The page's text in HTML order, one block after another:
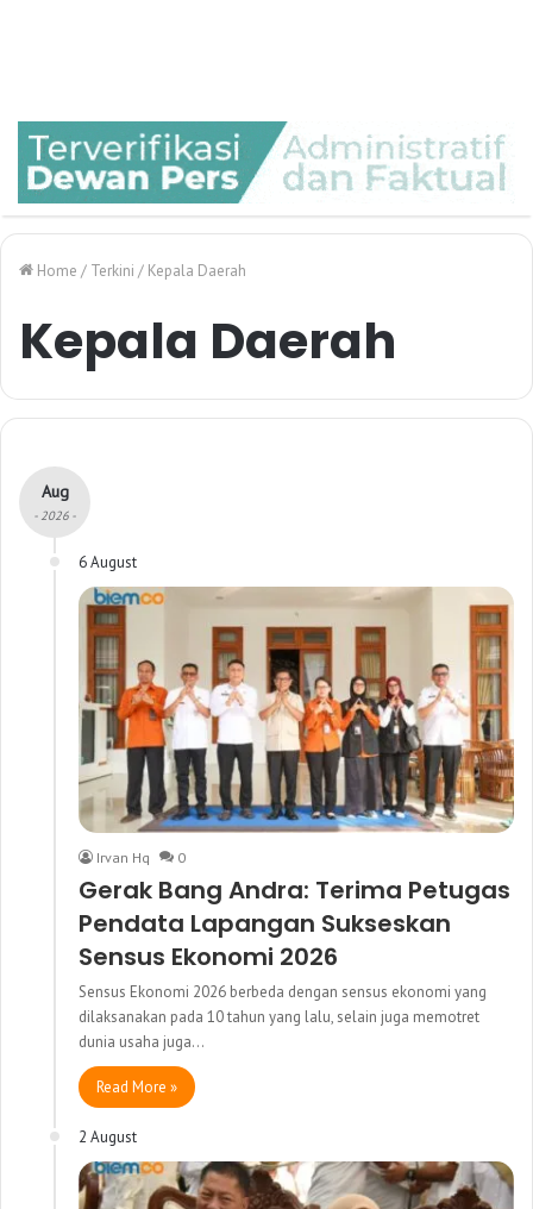
Home / Terkini / Kepala Daerah
Kepala Daerah
Aug
- 2026 -
6 August
Irvan Hq 0
Gerak Bang Andra: Terima Petugas
Pendata Lapangan Sukseskan
Sensus Ekonomi 2026
Sensus Ekonomi 2026 berbeda dengan sensus ekonomi yang
dilaksanakan pada 10 tahun yang lalu, selain juga memotret
dunia usaha juga…
Read More »
2 August